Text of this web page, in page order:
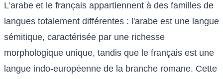
L'arabe et le français appartiennent à des familles de
langues totalement différentes : l'arabe est une langue
sémitique, caractérisée par une richesse
morphologique unique, tandis que le français est une
langue indo-européenne de la branche romane. Cette